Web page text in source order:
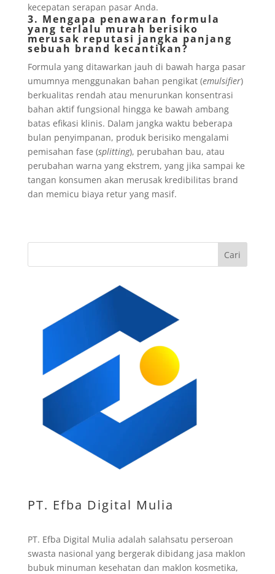
kecepatan serapan pasar Anda.
3. Mengapa penawaran formula
yang terlalu murah berisiko
merusak reputasi jangka panjang
sebuah brand kecantikan?
Formula yang ditawarkan jauh di bawah harga pasar
umumnya menggunakan bahan pengikat (emulsifier)
berkualitas rendah atau menurunkan konsentrasi
bahan aktif fungsional hingga ke bawah ambang
batas efikasi klinis. Dalam jangka waktu beberapa
bulan penyimpanan, produk berisiko mengalami
pemisahan fase (splitting), perubahan bau, atau
perubahan warna yang ekstrem, yang jika sampai ke
tangan konsumen akan merusak kredibilitas brand
dan memicu biaya retur yang masif.
Cari
PT. Efba Digital Mulia
PT. Efba Digital Mulia adalah salahsatu perseroan
swasta nasional yang bergerak dibidang jasa maklon
bubuk minuman kesehatan dan maklon kosmetika,